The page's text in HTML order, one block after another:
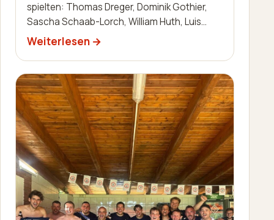
spielten: Thomas Dreger, Dominik Gothier,
Sascha Schaab-Lorch, William Huth, Luis
Becker, Robin Zimmermann, Nils Bai…
Weiterlesen